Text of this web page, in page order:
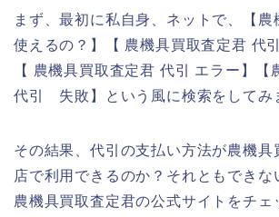
まず、最初に私自身、ネットで、【農
使えるの？】【 農機具買取査定君 代
【 農機具買取査定君 代引 エラー】【
代引 失敗】という風に検索をしてみ
その結果、代引の支払い方法が農機具
店で利用できるのか？それともできな
農機具買取査定君の公式サイトをチェ